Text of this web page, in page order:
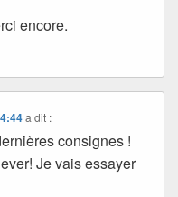
encore.
a dit :
consignes !
Je vais essayer